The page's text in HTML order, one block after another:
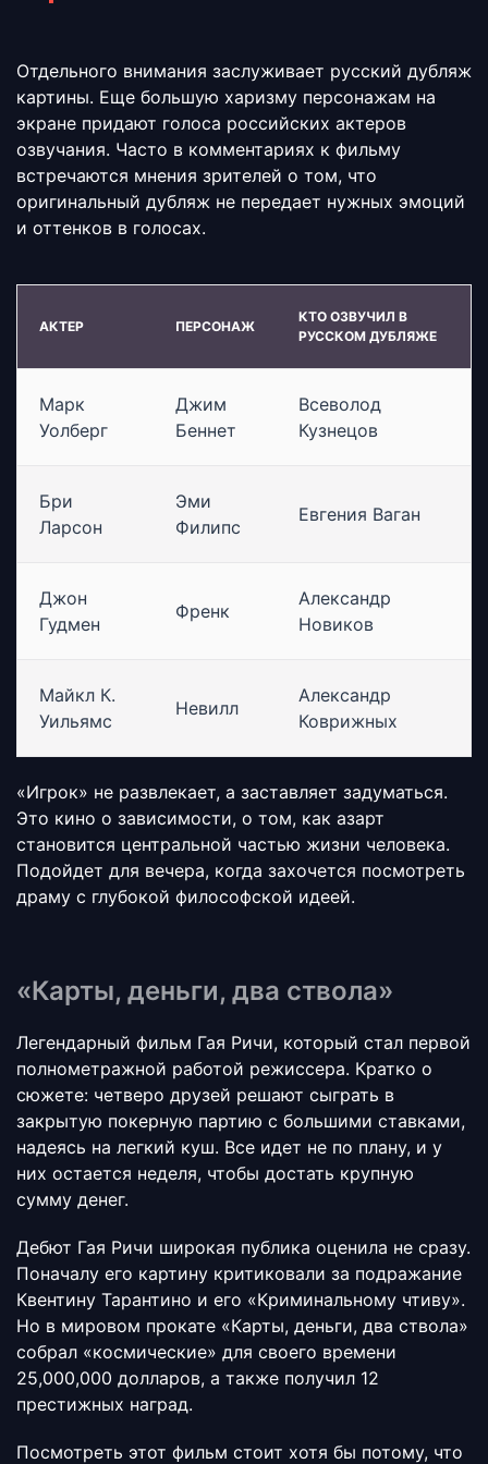
Отдельного внимания заслуживает русский дубляж
картины. Еще большую харизму персонажам на
экране придают голоса российских актеров
озвучания. Часто в комментариях к фильму
встречаются мнения зрителей о том, что
оригинальный дубляж не передает нужных эмоций
и оттенков в голосах.
АКТЕР ПЕРСОНАЖ
КТО ОЗВУЧИЛ В
РУССКОМ ДУБЛЯЖЕ
Марк
Уолберг
Джим
Беннет
Всеволод
Кузнецов
Бри
Ларсон
Эми
Филипс
Евгения Ваган
Джон
Гудмен
Френк
Александр
Новиков
Майкл К.
Уильямс
Невилл
Александр
Коврижных
«Игрок» не развлекает, а заставляет задуматься.
Это кино о зависимости, о том, как азарт
становится центральной частью жизни человека.
Подойдет для вечера, когда захочется посмотреть
драму с глубокой философской идеей.
«Карты, деньги, два ствола»
Легендарный фильм Гая Ричи, который стал первой
полнометражной работой режиссера. Кратко о
сюжете: четверо друзей решают сыграть в
закрытую покерную партию с большими ставками,
надеясь на легкий куш. Все идет не по плану, и у
них остается неделя, чтобы достать крупную
сумму денег.
Дебют Гая Ричи широкая публика оценила не сразу.
Поначалу его картину критиковали за подражание
Квентину Тарантино и его «Криминальному чтиву».
Но в мировом прокате «Карты, деньги, два ствола»
собрал «космические» для своего времени
25,000,000 долларов, а также получил 12
престижных наград.
Посмотреть этот фильм стоит хотя бы потому, что